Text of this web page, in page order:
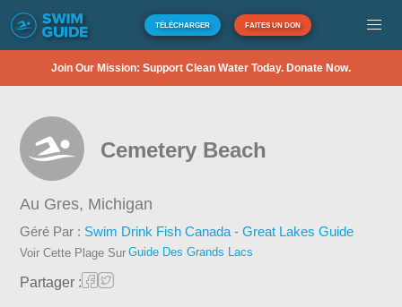
TÉLÉCHARGER FAITES UN DON
Join Our Mission: Support Clean Water Today. Donate Now.
Cemetery Beach
Au Gres, Michigan
Géré Par : Swim Drink Fish Canada - Great Lakes Guide
Voir Cette Plage Sur Guide Des Grands Lacs
Partager :